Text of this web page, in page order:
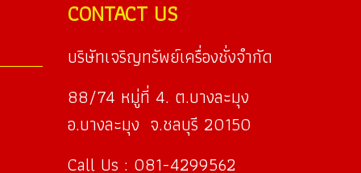
CONTACT US
บริษัทเจริญทรัพย์เครื่องชั่งจำกัด
88/74 หมู่ที่ 4. ต.บางละมุง
อ.บางละมุง จ.ชลบุรี 20150
Call Us : 081-4299562